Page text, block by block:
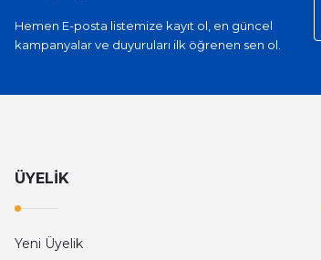
Hemen E-posta listemize kayıt ol, en güncel
kampanyalar ve duyuruları ilk öğrenen sen ol.
ÜYELİK
Yeni Üyelik